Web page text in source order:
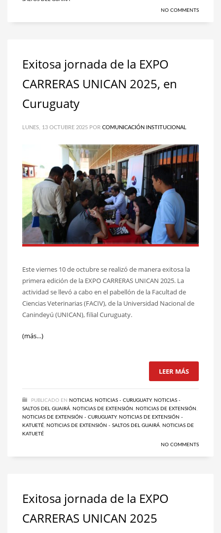
NO COMMENTS
Exitosa jornada de la EXPO
CARRERAS UNICAN 2025, en
Curuguaty
LUNES, 13 OCTUBRE 2025 POR COMUNICACIÓN INSTITUCIONAL
Este viernes 10 de octubre se realizó de manera exitosa la
primera edición de la EXPO CARRERAS UNICAN 2025. La
actividad se llevó a cabo en el pabellón de la Facultad de
Ciencias Veterinarias (FACIV), de la Universidad Nacional de
Canindeyú (UNICAN), filial Curuguaty.
(más…)
LEER MÁS
PUBLICADO EN NOTICIAS, NOTICIAS - CURUGUATY, NOTICIAS -
SALTOS DEL GUAIRÁ, NOTICIAS DE EXTENSIÓN , NOTICIAS DE EXTENSIÓN ,
NOTICIAS DE EXTENSIÓN - CURUGUATY, NOTICIAS DE EXTENSIÓN -
KATUETÉ, NOTICIAS DE EXTENSIÓN - SALTOS DEL GUAIRÁ, NOTICIAS DE
KATUETÉ
NO COMMENTS
Exitosa jornada de la EXPO
CARRERAS UNICAN 2025